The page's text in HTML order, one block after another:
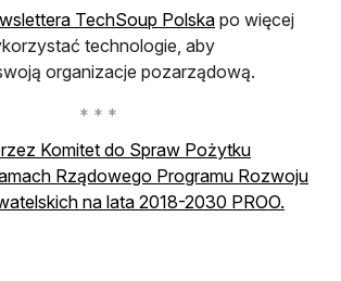
TechSoup Polskaotwiera się w
po więcej
technologie, aby
organizacje pozarządową.
Komitet do Spraw Pożytku
Rządowego Programu Rozwoju
na lata 2018-2030 PROO.